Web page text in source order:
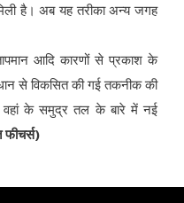
है। अब यह तरीका अन्य जगह
आदि कारणों से प्रकाश के
से विकसित की गई तकनीक की
वहां के समुद्र तल के बारे में नई
फीचर्स)